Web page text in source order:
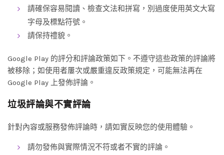
請確保容易閱讀、檢查文法和拼寫，別過度使用英文大寫
字母及標點符號。
請保持禮貌。
Google Play 的評分和評論政策如下。不遵守這些政策的評論將
被移除；如使用者屢次或嚴重違反政策規定，可能無法再在
Google Play 上發佈評論。
垃圾評論與不實評論
針對內容或服務發佈評論時，請如實反映您的使用體驗。
請勿發佈與實際情況不符或者不實的評論。